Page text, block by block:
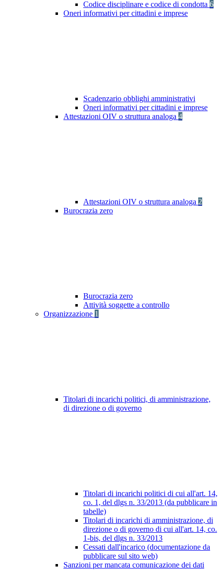
Codice disciplinare e codice di condotta 6
Oneri informativi per cittadini e imprese
Scadenzario obblighi amministrativi
Oneri informativi per cittadini e imprese
Attestazioni OIV o struttura analoga 4
Attestazioni OIV o struttura analoga 2
Burocrazia zero
Burocrazia zero
Attività soggette a controllo
Organizzazione 1
Titolari di incarichi politici, di amministrazione,
di direzione o di governo
Titolari di incarichi politici di cui all'art. 14,
co. 1, del dlgs n. 33/2013 (da pubblicare in
tabelle)
Titolari di incarichi di amministrazione, di
direzione o di governo di cui all'art. 14, co.
1-bis, del dlgs n. 33/2013
Cessati dall'incarico (documentazione da
pubblicare sul sito web)
Sanzioni per mancata comunicazione dei dati